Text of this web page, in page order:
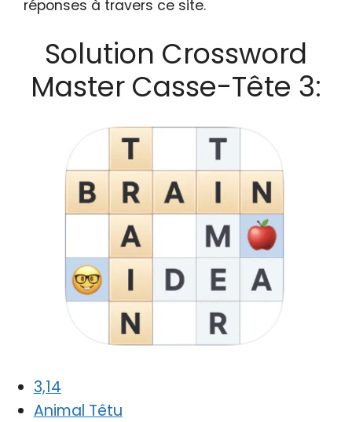
réponses à travers ce site.
Solution Crossword
Master Casse-Tête 3:
3,14
Animal Têtu